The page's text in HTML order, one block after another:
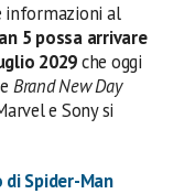
informazioni al
5 possa arrivare
2029che oggi
Brand New Day
e Sony si
Spider-Man